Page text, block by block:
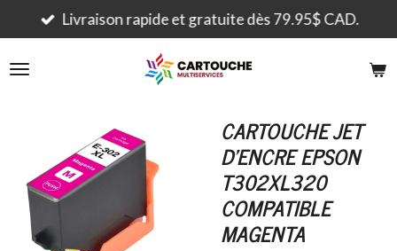
Passer
au
contenu
Livraison rapide et gratuite dès 79.95$ CAD.
CARTOUCHE JET
D'ENCRE EPSON
T302XL320
COMPATIBLE
MAGENTA